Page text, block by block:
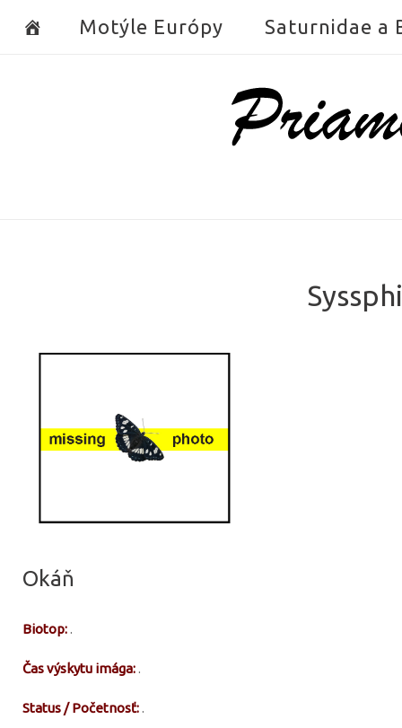
Motýle Európy Saturnidae a
Home
Okáň
Biotop:.
Čas výskytu imága:.
Status / Početnosť:.